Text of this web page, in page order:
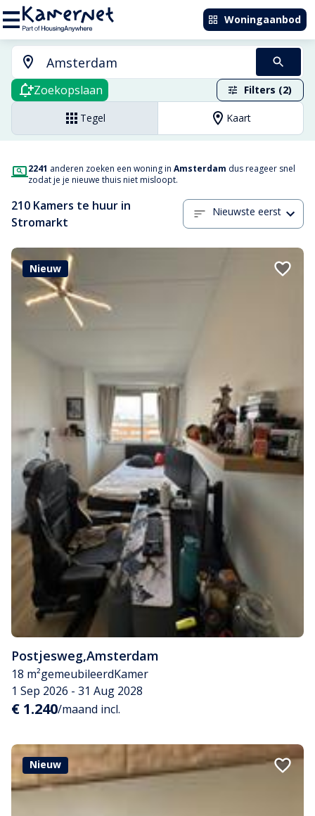
Woningaanbod
Zoekopslaan Filters (2)
Tegel Kaart
2241 anderen zoeken een woning in Amsterdam dus reageer snel
zodat je je nieuwe thuis niet misloopt.
210 Kamers te huur in
Stromarkt
Nieuwste eerst
Nieuw
Postjesweg,Amsterdam
18 m²gemeubileerdKamer
1 Sep 2026 - 31 Aug 2028
€ 1.240/maand incl.
Nieuw